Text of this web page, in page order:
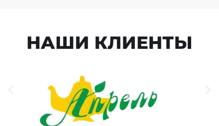
НАШИ КЛИЕНТЫ